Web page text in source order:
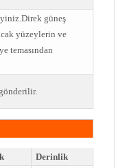
güneş
yüzeylerin ve
temasından
Derinlik